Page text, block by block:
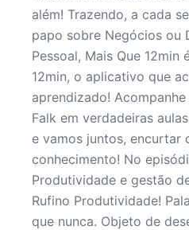
além! Trazendo, a cada
papo sobre Negócios ou
Pessoal, Mais Que
12min, o aplicativo que
aprendizado!
Falk em verdadeiras
e vamos juntos, encurtar
conhecimento! No
Produtividade e gestão
Rufino Produtividade!
que nunca. Objeto de